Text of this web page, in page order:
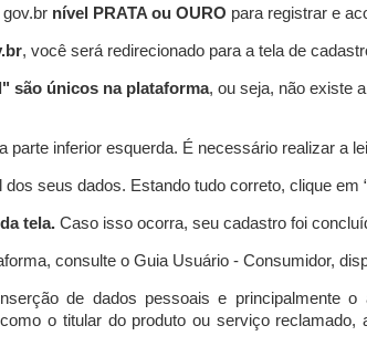
nível PRATA ou OURO para registrar e
, você será redirecionado para a tela de
são únicos na plataforma, ou seja, não existe
parte inferior esquerda. É necessário realizar a
seus dados. Estando tudo correto, clique em
tela. Caso isso ocorra, seu cadastro foi
consulte o Guia Usuário - Consumidor,
de dados pessoais e principalmente
o titular do produto ou serviço